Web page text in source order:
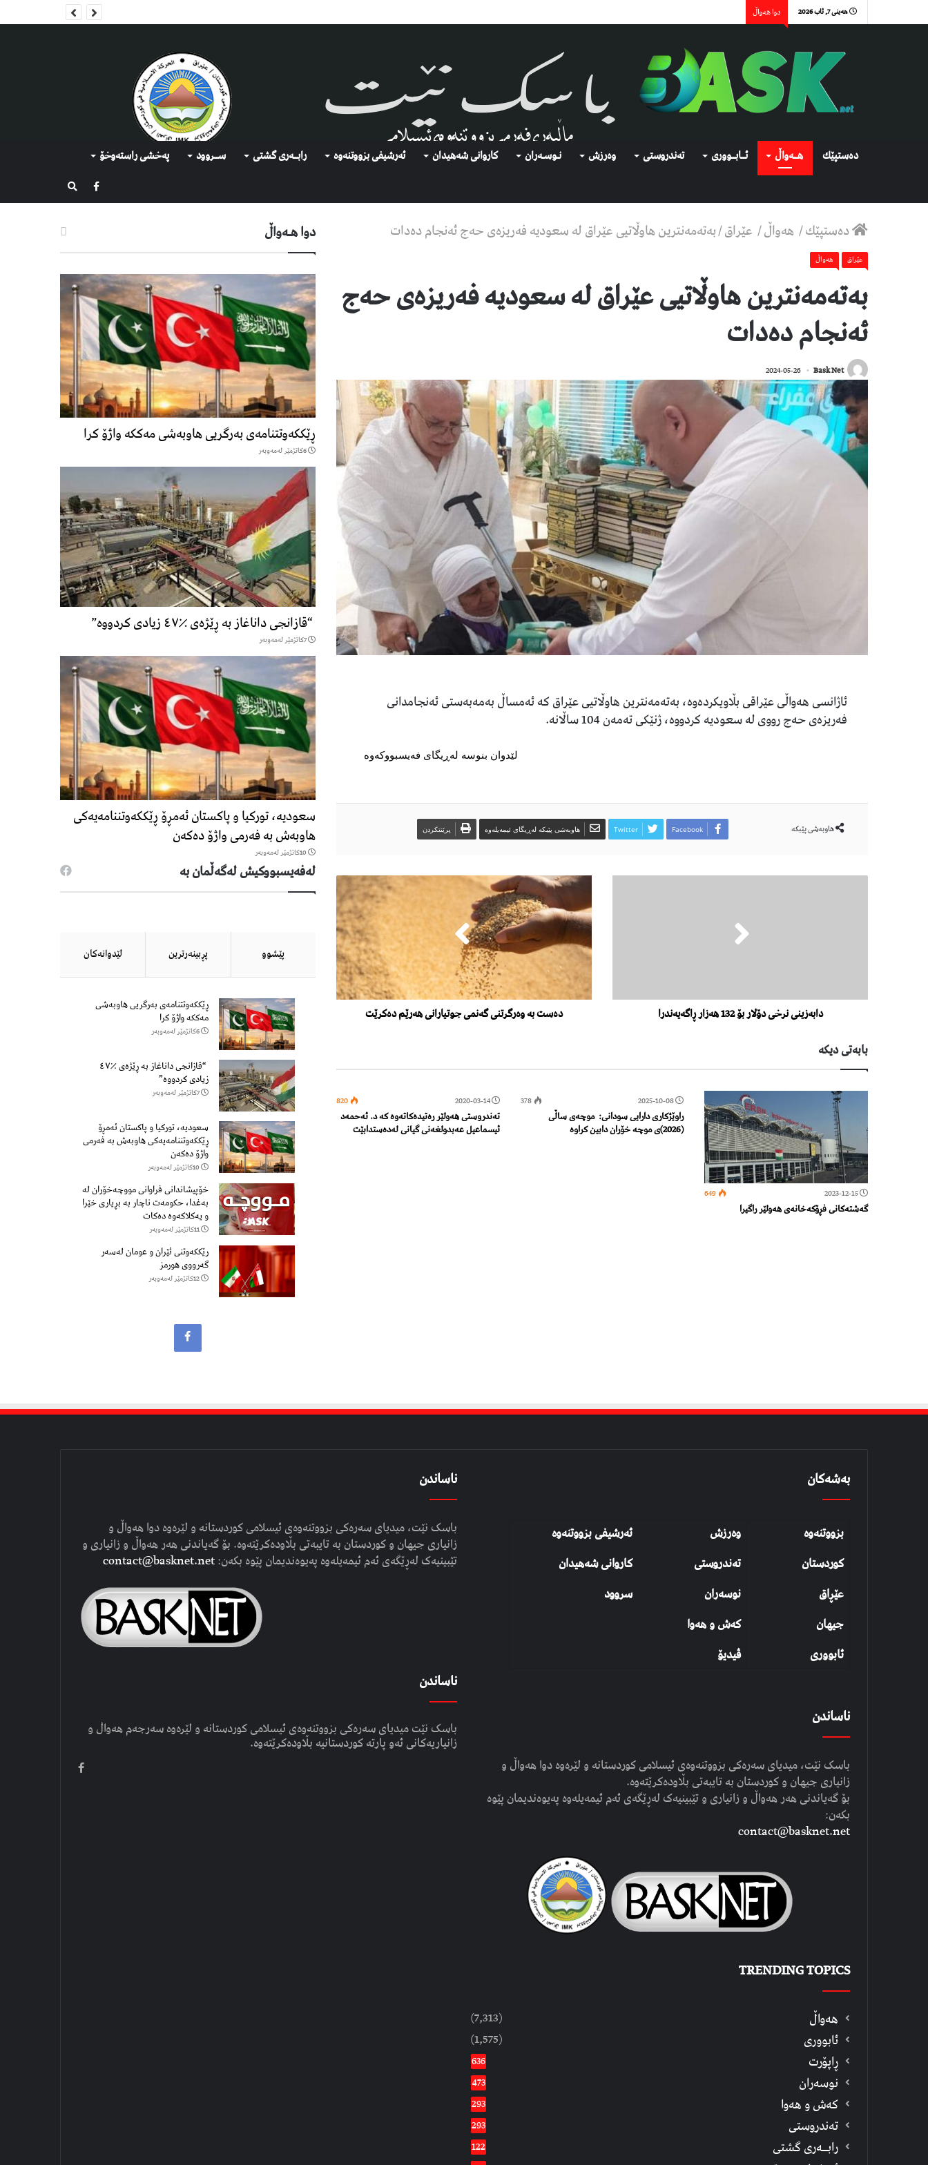
هەینی 7, ئاب 2026 دوا هەواڵ
دەستپێك هــەواڵ ئــابــووری تەندروستی وەرزش نـوسـەران كاروانی شەهیدان ئەرشیفى بزووتنەوە رابــه‌ری گشتی ســروود په‌خشی راسته‌وخۆ
گەڕان
دەستپێك/ هەواڵ/ عێراق/بەتەمەنترین هاوڵاتیی عێراق لە سعودیە فەریزەی حەج ئەنجام دەدات
عێراق هەواڵ
بەتەمەنترین هاوڵاتیی عێراق لە سعودیە فەریزەی حەج
ئەنجام دەدات
Bask Net
2024-05-26
ئاژانسی هەواڵی عێراقی بڵاویکردەوە، بەتەمەنترین هاوڵاتیی عێراق کە ئەمساڵ بەمەبەستی ئەنجامدانی
فەریزەی حەج رووی لە سعودیە کردووە، ژنێکی تەمەن 104 ساڵانە.
لێدوان بنوسە لەڕیگای فەیسبووکەوە
هاوبەشی پێبكە Facebook
Twitter هاوبەشی پێبکە لەڕیگای ئیمەیلەوە پرێنتکردن
دابەزینی نرخی دۆلار بۆ 132 هەزار ڕاگەیەندرا ده‌ست به‌ وه‌رگرتنی گه‌نمی جوتیارانی هه‌رێم ده‌كرێت
بابەتی دیكە
2023-12-15
649
گه‌شته‌كانی فڕۆكه‌خانه‌ی هه‌ولێر راگیرا
2025-10-08
378
راوێژكاری دارایی سودانی: موچەی ساڵی
(2026)ی موچە خۆران دابین كراوە
2020-03-14
820
تەندروستی هەولێر رەتیدەكاتەوە كە د. ئەحمەد
ئیسماعیل عەبدولغەنی گیانی لەدەستدابێت
دوا هـه‌واڵ
ڕێککەوتتنامەی بەرگریی هاوبەشی مەککە واژۆ کرا
6كاتژمێر لەمەوبەر
“قازانجی داناغاز بە ڕێژەی ٪٤٧ زیادی کردووە”
7كاتژمێر لەمەوبەر
سعودیە، تورکیا و پاکستان ئەمڕۆ ڕێککەوتننامەیەکی
هاوبەش بە فەرمی واژۆ دەکەن
10كاتژمێر لەمەوبەر
لەفەیسبووكیش لەگەڵمان بە
پێشوو پڕبینەرترین لێدوانەكان
ڕێککەوتتنامەی بەرگریی هاوبەشی
مەککە واژۆ کرا
6كاتژمێر لەمەوبەر
“قازانجی داناغاز بە ڕێژەی ٪٤٧
زیادی کردووە”
7كاتژمێر لەمەوبەر
سعودیە، تورکیا و پاکستان ئەمڕۆ
ڕێککەوتننامەیەکی هاوبەش بە فەرمی
واژۆ دەکەن
10كاتژمێر لەمەوبەر
خۆپیشاندانی فراوانی مووچەخۆران لە
بەغدا، حکومەت ناچار بە بڕیاری خێرا
و یەکلاکەوە دەکات
11كاتژمێر لەمەوبەر
رێککەوتنی ئێران و عومان لەسەر
گەرووی هورمز
12كاتژمێر لەمەوبەر
بەشەکان
بزووتنەوە
کوردستان
عێڕاق
جیهان
ئابووری
وەرزش
تەندروستی
نوسەران
کەش و هەوا
ڤیدیۆ
ئەرشیفی بزووتنەوە
کاروانی شەهیدان
سروود
ناساندن
باسک نێت، میدیای سەرەکی بزووتنەوەی ئیسلامی کوردستانە و لێرەوە دوا هەواڵ و
زانیاری جیهان و کوردستان بە تایبەتی بڵاودەکرێتەوە.
بۆ گەیاندنی هەر هەواڵ و زانیاری و تێبینیەک لەڕێگەی ئەم ئیمەیلەوە پەیوەندیمان پێوە
بکەن:
contact@basknet.net
TRENDING TOPICS
هەواڵ (7,313)
ئابووری (1,575)
ڕاپۆرت 636
نوسەران 473
كەش و هەوا 293
تەندروستی 293
رابــه‌ری گشتی 122
ناساندن
باسک نێت، میدیای سەرەکی بزووتنەوەی ئیسلامی کوردستانە و لێرەوە دوا هەواڵ و
زانیاری جیهان و کوردستان بە تایبەتی بڵاودەکرێتەوە. بۆ گەیاندنی هەر هەواڵ و زانیاری و
تێبینیەک لەڕێگەی ئەم ئیمەیلەوە پەیوەندیمان پێوە بکەن:contact@basknet.net
ناساندن
باسک نێت میدیای سەرەکی بزووتنەوەی ئیسلامی کوردستانە و لێرەوە سەرجەم هەواڵ و
زانیاریەکانی ئەو پارتە کوردستانیە بڵاودەکرێتەوە.